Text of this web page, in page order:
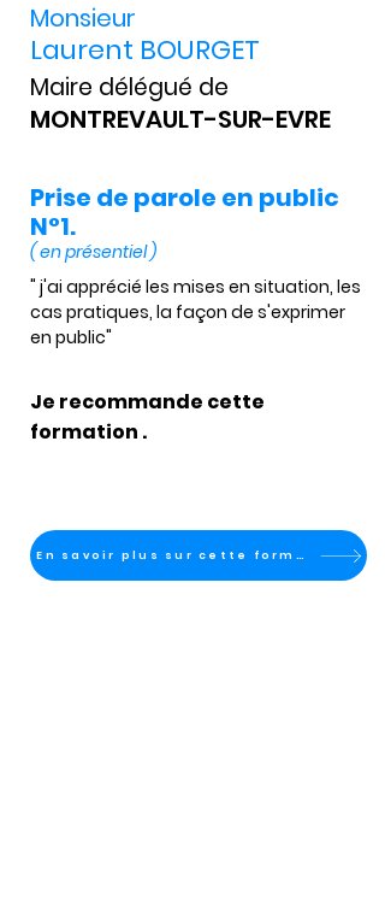
Laurent BOURGET
Monsieur
Maire délégué de
MONTREVAULT-SUR-EVRE
Prise de parole en public
N°1.
( en présentiel )
" j'ai apprécié les mises en situation, les
cas pratiques, la façon de s'exprimer
en public"
Je recommande cette
formation .
En savoir plus sur cette formation